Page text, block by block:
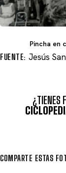
Pincha en
FUENTE: Jesús
¿TIENES
COMPARTE ESTAS